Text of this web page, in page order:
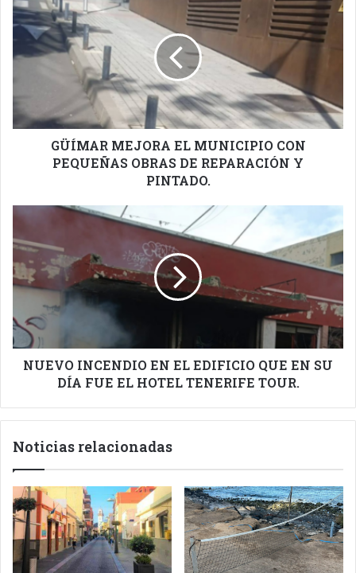
MEJORA
EL
MUNICIPIO
CON
REPARACIÓN
PINTADO.
GÜÍMAR MEJORA EL MUNICIPIO CON
PEQUEÑAS OBRAS DE REPARACIÓN Y
PINTADO.
NUEVO
EN
EL
EDIFICIO
SU
DÍA
FUENUEVO INCENDIO EN EL EDIFICIO QUE EN SU
DÍA FUE EL HOTEL TENERIFE TOUR.
Noticias relacionadas